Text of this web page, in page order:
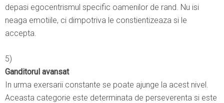
depasi egocentrismul specific oamenilor de rand. Nu isi
neaga emotiile, ci dimpotriva le constientizeaza si le
accepta.
5)
Ganditorul avansat
In urma exersarii constante se poate ajunge la acest nivel.
Aceasta categorie este determinata de perseverenta si este